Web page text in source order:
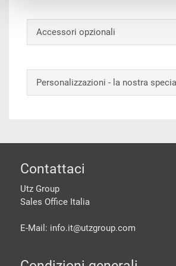
Accessori opzionali
Personalizzazioni - la nostra
piè di pagine
Contattaci
Utz Group
Sales Office Italia
E-Mail: info.it@utzgroup.com